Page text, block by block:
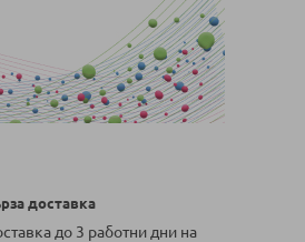
доставка
до 3 работни дни на